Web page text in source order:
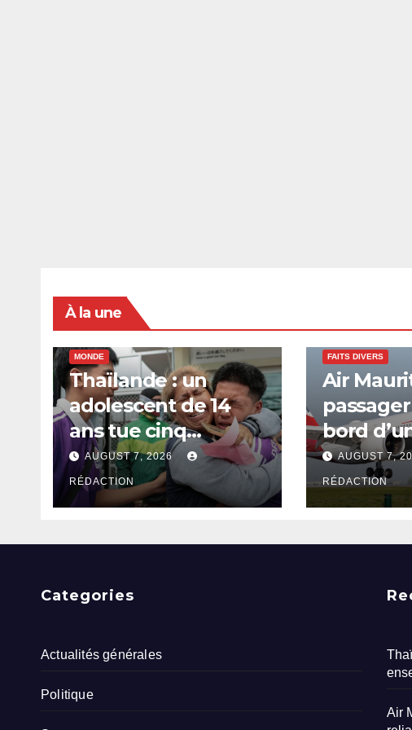
À la une
MONDE
Thaïlande : un
adolescent de 14
ans tue cinq
enseignants dans
une école près de
Bangkok
AUGUST 7, 2026
RÉDACTION
FAITS DIVERS
Air
bord
Delhi à
AUGUST 7,
RÉDACTION
Categories
Actualités générales
Politique
Air